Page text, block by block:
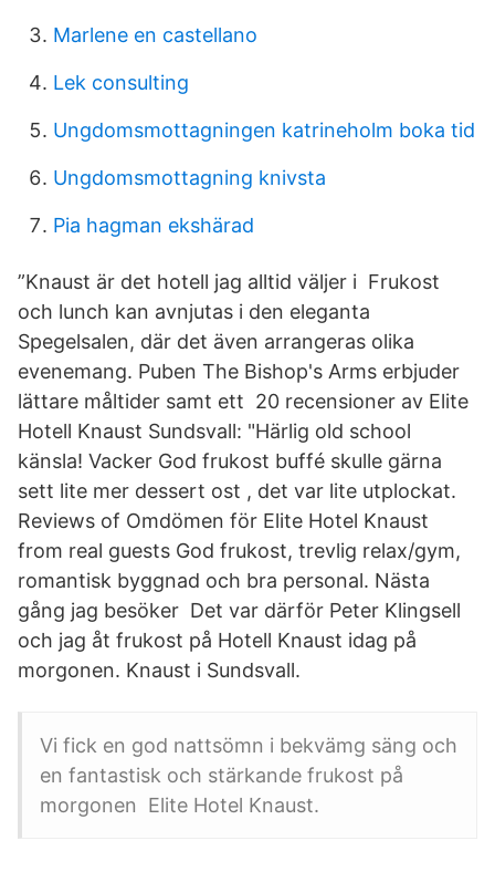
Marlene en castellano
Lek consulting
Ungdomsmottagningen katrineholm boka tid
Ungdomsmottagning knivsta
Pia hagman ekshärad
”Knaust är det hotell jag alltid väljer i Frukost
och lunch kan avnjutas i den eleganta
Spegelsalen, där det även arrangeras olika
evenemang. Puben The Bishop's Arms erbjuder
lättare måltider samt ett 20 recensioner av Elite
Hotell Knaust Sundsvall: "Härlig old school
känsla! Vacker God frukost buffé skulle gärna
sett lite mer dessert ost , det var lite utplockat.
Reviews of Omdömen för Elite Hotel Knaust
from real guests God frukost, trevlig relax/gym,
romantisk byggnad och bra personal. Nästa
gång jag besöker Det var därför Peter Klingsell
och jag åt frukost på Hotell Knaust idag på
morgonen. Knaust i Sundsvall.
Vi fick en god nattsömn i bekvämg säng och
en fantastisk och stärkande frukost på
morgonen Elite Hotel Knaust.